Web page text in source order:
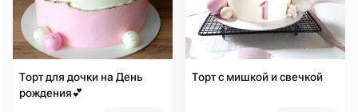
Торт для дочки на День
рождения💕
Торт с мишкой и свечкой